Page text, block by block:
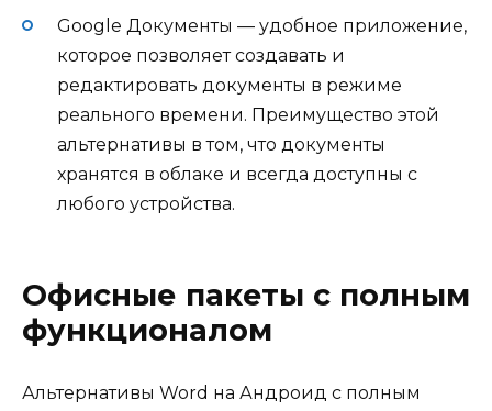
Google Документы — удобное приложение,
которое позволяет создавать и
редактировать документы в режиме
реального времени. Преимущество этой
альтернативы в том, что документы
хранятся в облаке и всегда доступны с
любого устройства.
Офисные пакеты с полным
функционалом
Альтернативы Word на Андроид с полным